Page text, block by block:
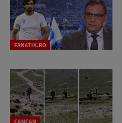
FANATIK.RO
CANCAN